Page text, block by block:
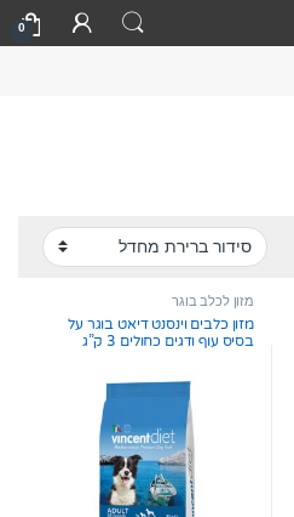
0
מזון לכלב בוגר
מזון כלבים וינסנט דיאט בוגר על
בסיס עוף ודגים כחולים 3 ק”ג